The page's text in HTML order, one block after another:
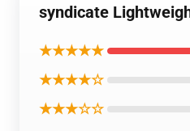
syndicate
★★★★★
★★★★☆
★★★☆☆